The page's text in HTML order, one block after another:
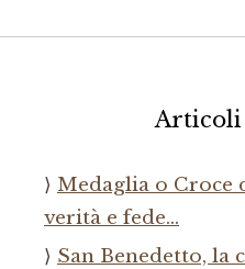
Medaglia o Croce
verità e fede…
San Benedetto, la